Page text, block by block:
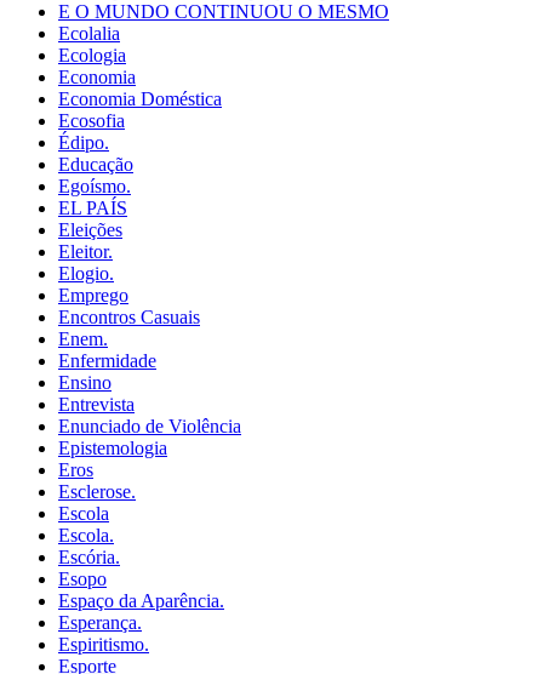
E O MUNDO CONTINUOU O MESMO
Ecolalia
Ecologia
Economia
Economia Doméstica
Ecosofia
Édipo.
Educação
Egoísmo.
EL PAÍS
Eleições
Eleitor.
Elogio.
Emprego
Encontros Casuais
Enem.
Enfermidade
Ensino
Entrevista
Enunciado de Violência
Epistemologia
Eros
Esclerose.
Escola
Escola.
Escória.
Esopo
Espaço da Aparência.
Esperança.
Espiritismo.
Esporte